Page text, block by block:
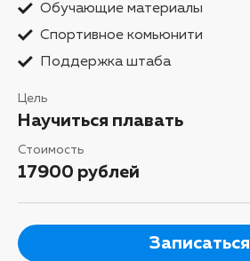
Обучающие материалы
Спортивное комьюнити
Поддержка штаба
Цель
Научиться плавать
Стоимость
17900 рублей
Записаться